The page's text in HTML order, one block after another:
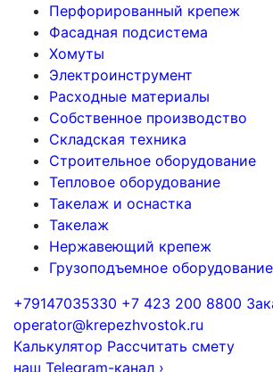
Перфорированный крепеж
Фасадная подсистема
Хомуты
Электроинструмент
Расходные материалы
Собственное производство
Складская техника
Строительное оборудование
Тепловое оборудование
Такелаж и оснастка
Такелаж
Нержавеющий крепеж
Грузоподъемное оборудование
+79147035330 +7 423 200 8800
operator@krepezhvostok.ru
Калькулятор Рассчитать смету
наш Telegram-канал ›